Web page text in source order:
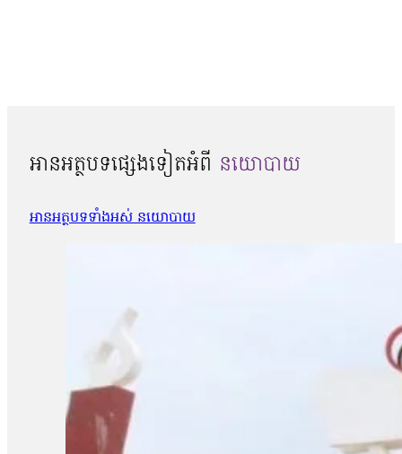
អានអត្ថបទផ្សេងទៀតអំពី នយោបាយ
អានអត្ថបទទាំងអស់ នយោបាយ